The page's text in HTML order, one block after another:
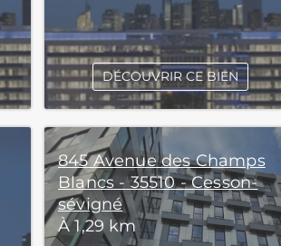
DÉCOUVRIR CE BIEN
845 Avenue des Champs
Blancs - 35510 - Cesson-
sévigné
À 1,29 km